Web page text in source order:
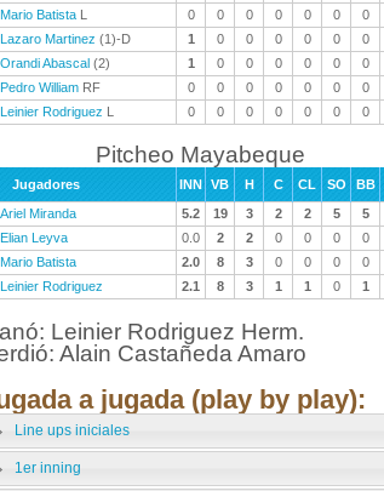
Mario Batista L 0 0 0 0 0 0 0
Lazaro Martinez (1)-D 1 0 0 0 0 0 0
Orandi Abascal (2) 1 0 0 0 0 0 0
Pedro William RF 0 0 0 0 0 0 0
Leinier Rodriguez L 0 0 0 0 0 0 0
Pitcheo Mayabeque
Jugadores INN VB H C CL SO BB
Ariel Miranda
5.2 19 3 2 2 5 5
Elian Leyva
0.0 2 2 0 0 0 0
Mario Batista
2.0 8 3 0 0 0 0
Leinier Rodriguez
2.1 8 3 1 1 0 1
Leinier Rodriguez Herm.
Alain Castañeda Amaro
a jugada (play by play):
Line ups iniciales
1er inning